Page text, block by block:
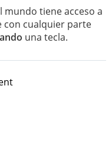
mundo tiene acceso a
con cualquier parte
una tecla.